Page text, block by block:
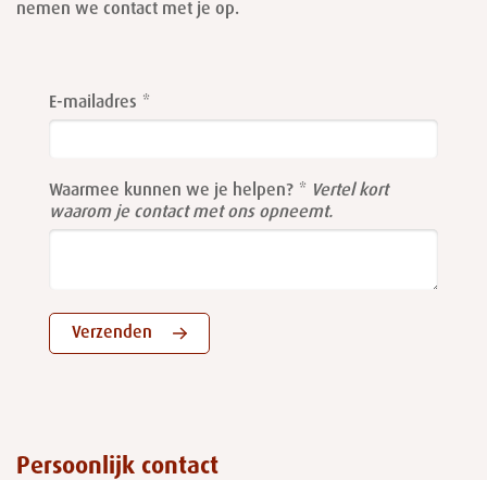
nemen we contact met je op.
this
field
E-mailadres
Waarmee kunnen we je helpen?
Vertel kort
waarom je contact met ons opneemt.
Verzenden
Persoonlijk contact